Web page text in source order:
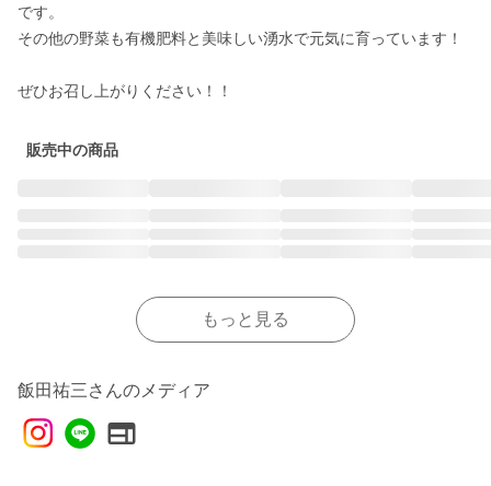
です。
その他の野菜も有機肥料と美味しい湧水で元気に育っています！
販売中の商品
もっと見る
飯田祐三さんのメディア